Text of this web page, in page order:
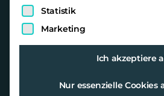
Statistik
Marketing
Ich akzeptiere
Nur essenzielle Cookies